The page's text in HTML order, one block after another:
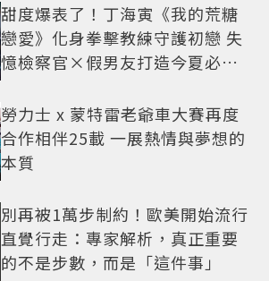
甜度爆表了！丁海寅《我的荒糖
戀愛》化身拳擊教練守護初戀 失
憶檢察官×假男友打造今夏必看
勞力士 x 蒙特雷老爺車大賽再度
合作相伴25載 一展熱情與夢想的
本質
別再被1萬步制約！歐美開始流行
直覺行走：專家解析，真正重要
的不是步數，而是「這件事」